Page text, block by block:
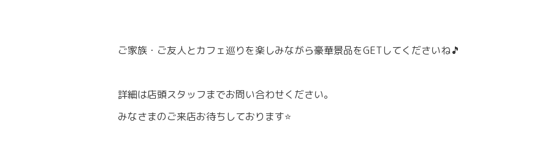
ご家族・ご友人とカフェ巡りを楽しみながら豪華景品をGETしてくださいね🎵
詳細は店頭スタッフまでお問い合わせください。
みなさまのご来店お待ちしております⭐️